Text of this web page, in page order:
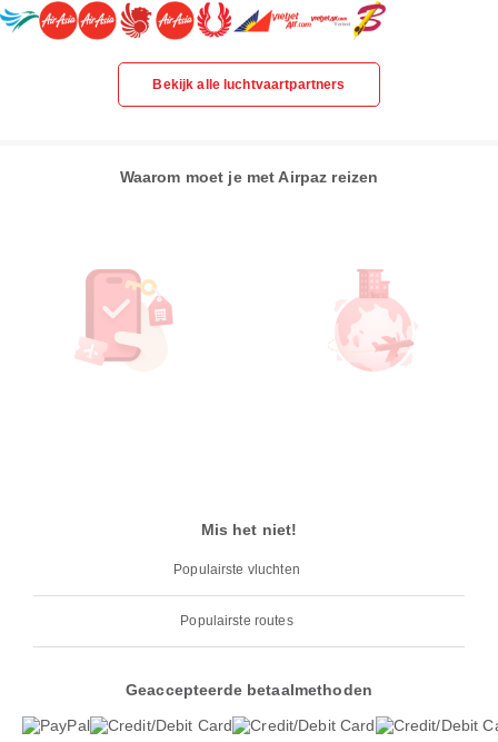
Bekijk alle luchtvaartpartners
Waarom moet je met Airpaz reizen
Mis het niet!
Populairste vluchten
Populairste routes
Geaccepteerde betaalmethoden